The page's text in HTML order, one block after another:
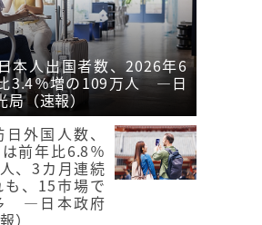
本人出国者数、2026年6
3.4％増の109万人 ―日
（速報）
日外国人数、
前年比6.8％
、3カ月連続
、15市場で
―日本政府
）